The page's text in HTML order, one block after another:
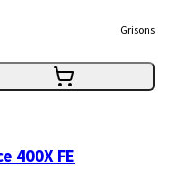
Grisons
400X FE